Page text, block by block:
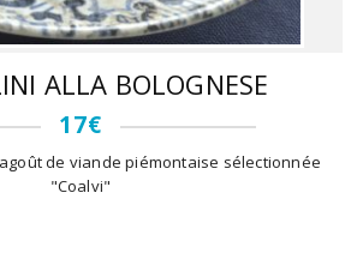
ALLA BOLOGNESE
17€
de viande piémontaise sélectionnée
"Coalvi"